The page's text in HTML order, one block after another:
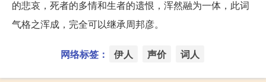
的悲哀，死者的多情和生者的遗恨，浑然融为一体，此词
气格之浑成，完全可以继承周邦彦。
网络标签： 伊人 声价 词人